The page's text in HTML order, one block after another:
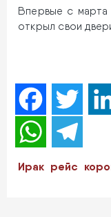
Впервые с марта
открыл свои
Facebook
WhatsApp
Ирак рейс